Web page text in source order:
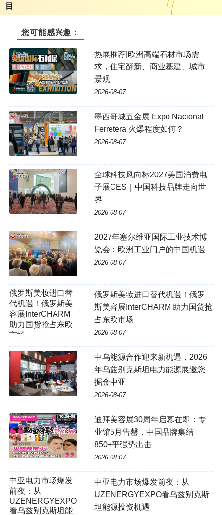
目
您可能感兴趣：
热展推荐|欧洲高端石材市场需
求，住宅翻新、商业基建、城市
景观
2026-08-07
墨西哥城五金展 Expo Nacional
Ferretera 火爆程度如何？
2026-08-07
全球科技风向标2027美国消费电
子展CES｜中国科技品牌走向世
界
2026-08-07
2027年塞尔维亚国际工业技术博
览会：欧洲工业门户的中国机遇
2026-08-07
俄罗斯美妆进口替
代机遇！俄罗斯美
容展InterCHARM
助力国货抢占东欧
市场
俄罗斯美妆进口替代机遇！俄罗
斯美容展InterCHARM 助力国货抢
占东欧市场
2026-08-07
中乌能源合作迎来新机遇，2026
年乌兹别克斯坦电力能源展邀您
掘金中亚
2026-08-07
迪拜美容展30周年启幕在即：专
业馆5月告罄，中国品牌集结
850+平强势出击
2026-08-07
中亚电力市场爆发
前夜：从
UZENERGYEXPO
看乌兹别克斯坦能
中亚电力市场爆发前夜：从
UZENERGYEXPO看乌兹别克斯
坦能源投资机遇